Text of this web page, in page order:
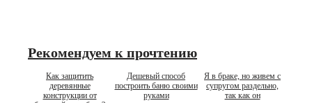
Рекомендуем к прочтению
Как защитить
деревянные
конструкции от
Дешевый способ
построить баню своими
руками
Я в браке, но живем с
супругом раздельно,
так как он